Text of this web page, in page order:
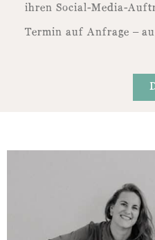
ihren Social-Media-
Termin auf Anfrage –